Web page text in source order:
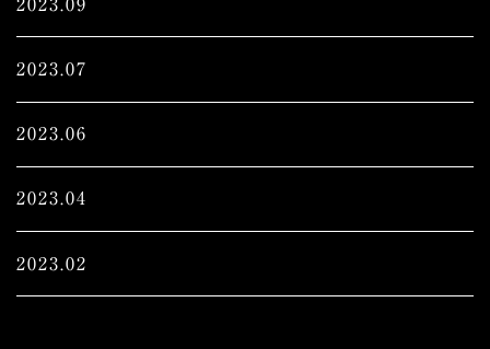
2023.09
2023.07
2023.06
2023.04
2023.02